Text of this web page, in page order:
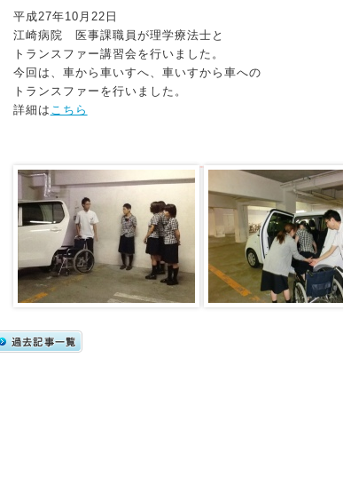
平成27年10月22日
江崎病院 医事課職員が理学療法士と
トランスファー講習会を行いました。
今回は、車から車いすへ、車いすから車への
トランスファーを行いました。
詳細は こちら